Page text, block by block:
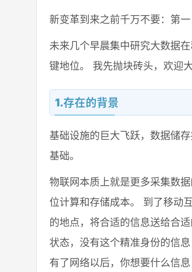
新变革到来之前千万不要：第
未来几个早晨集中研究大数据
键地位。 我先抛块砖头，欢迎大
1.存在的背景
基础设施的巨大飞跃，数据储
基础。
物联网本质上就是更多采集数
位计算和存储成本。 到了移动
的地点，将合适的信息送给合
状态，没有这个精准身份的信
有了网络以后，你想要什么信